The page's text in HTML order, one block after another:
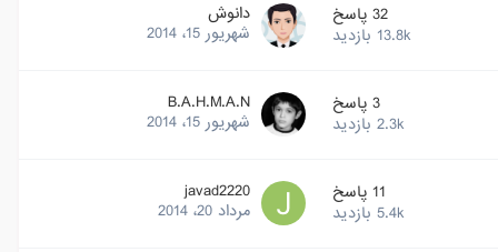
32 پاسخ
13.8k بازدید
دانوش
شهریور 15، 2014
3 پاسخ
2.3k بازدید
B.A.H.M.A.N
شهریور 15، 2014
11 پاسخ
5.4k بازدید
javad2220
مرداد 20، 2014